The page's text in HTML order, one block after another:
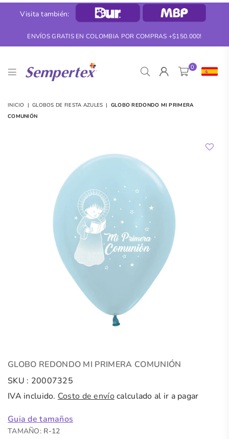
Visita también:
ENVÍOS GRATIS EN COLOMBIA POR COMPRAS +$150.000!
SEMPERTEX
0
INICIO | GLOBOS DE FIESTA AZULES | GLOBO REDONDO MI PRIMERA
COMUNIÓN
GLOBO REDONDO MI PRIMERA COMUNIÓN
SKU : 20007325
IVA incluido. Costo de envíocalculado al ir a pagar
Guia de tamaños
TAMAÑO: R-12